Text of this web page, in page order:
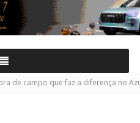
de campo que faz a diferença no